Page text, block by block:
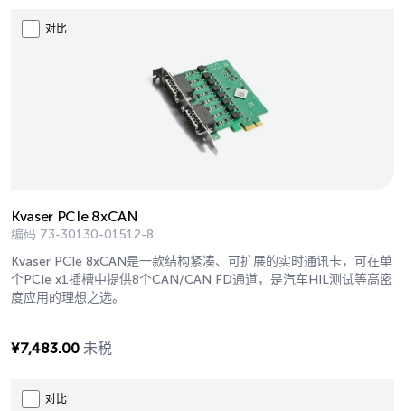
对比
Kvaser PCIe 8xCAN
编码 73-30130-01512-8
Kvaser PCIe 8xCAN是一款结构紧凑、可扩展的实时通讯卡，可在单
个PCIe x1插槽中提供8个CAN/CAN FD通道，是汽车HIL测试等高密
度应用的理想之选。
¥7,483.00 未税
对比